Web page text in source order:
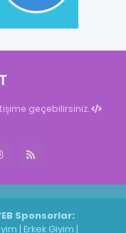
geçebilirsiniz.
Sponsorlar:
| Erkek Giyim |